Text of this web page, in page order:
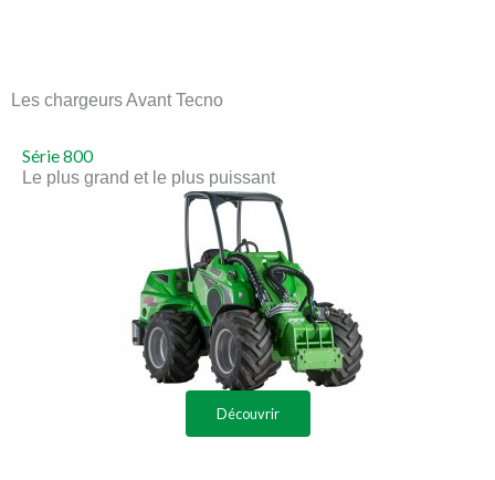
Les chargeurs Avant Tecno
Série 800
Le plus grand et le plus puissant
Découvrir